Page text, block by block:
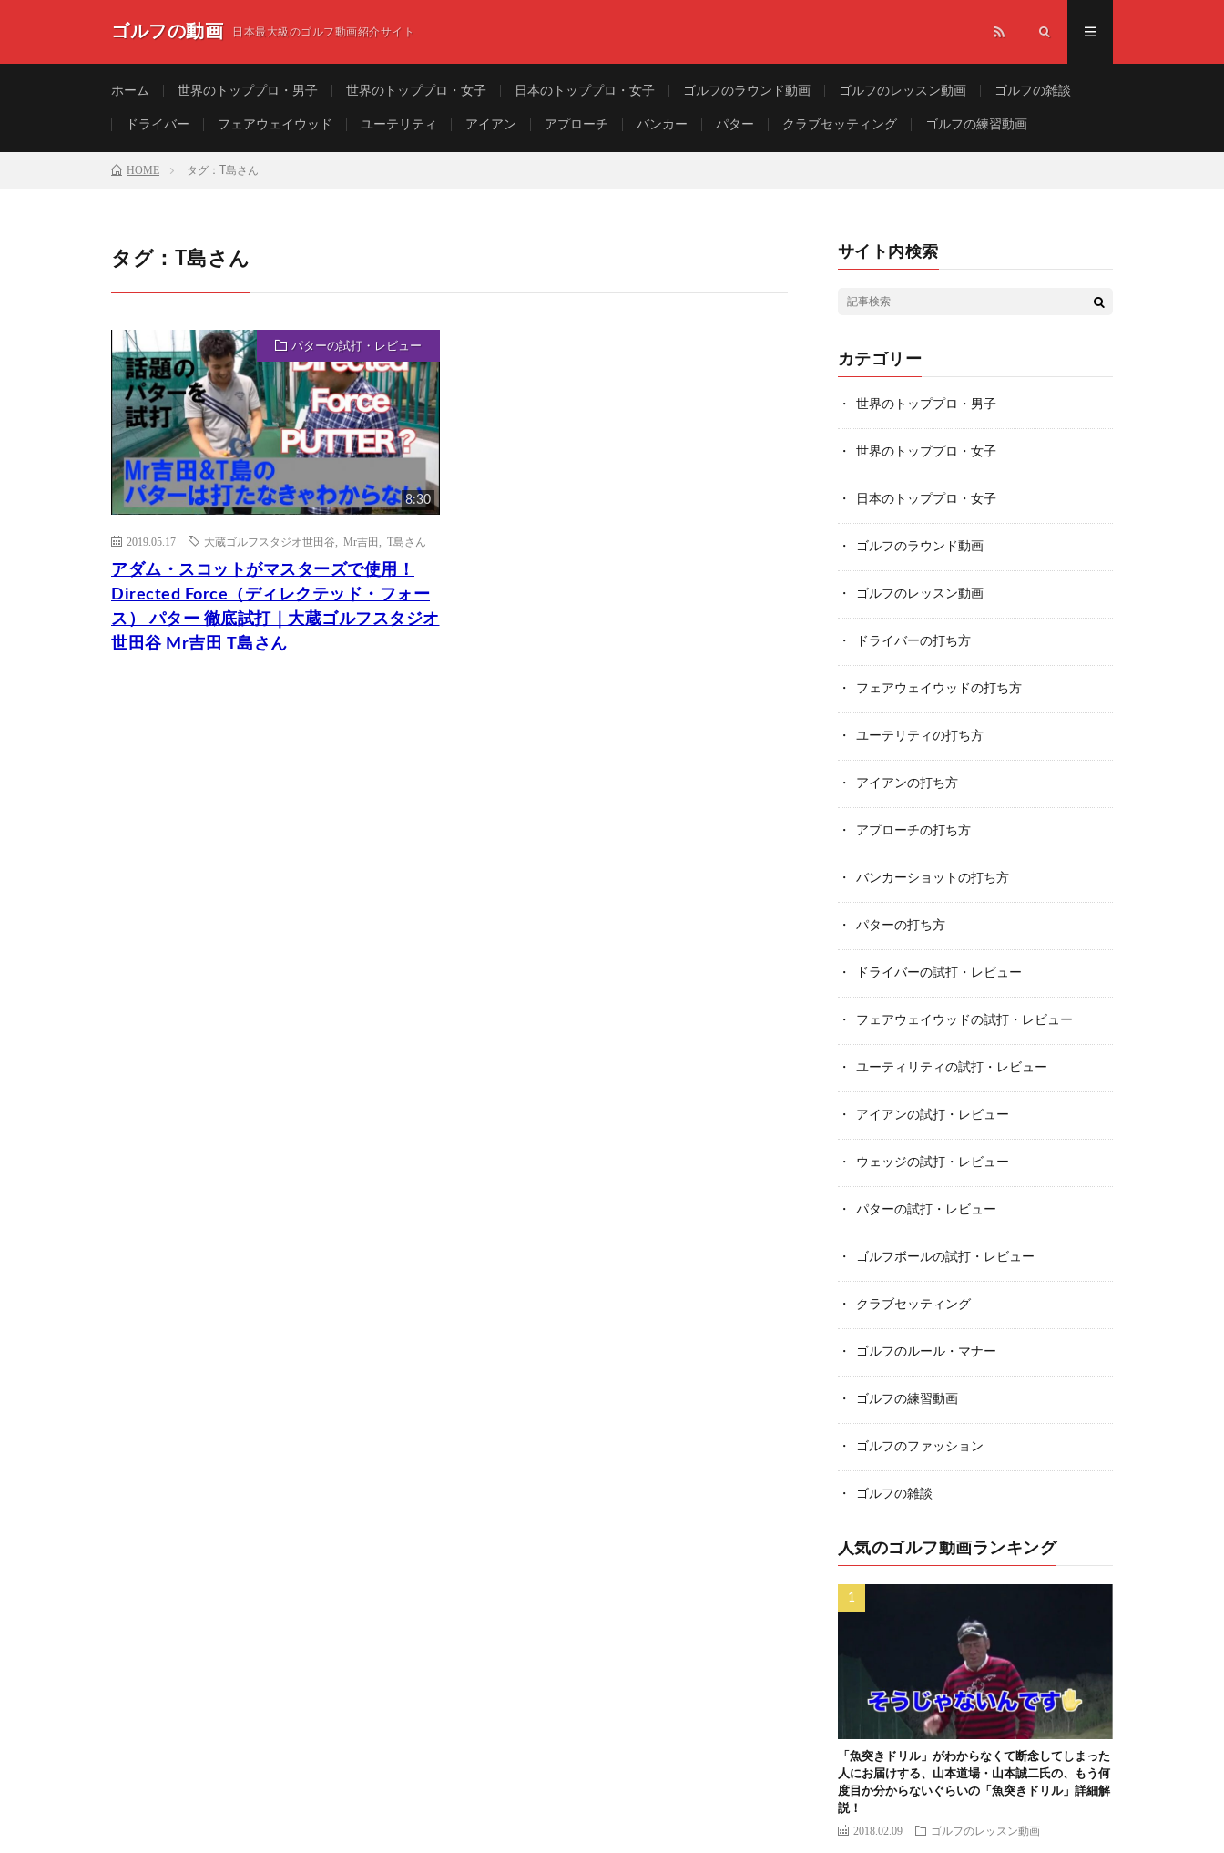
ゴルフの動画 日本最大級のゴルフ動画紹介サイト
ホーム 世界のトッププロ・男子 世界のトッププロ・女子 日本のトッププロ・女子 ゴルフのラウンド動画 ゴルフのレッスン動画 ゴルフの雑談
ドライバー フェアウェイウッド ユーテリティ アイアン アプローチ バンカー パター クラブセッティング ゴルフの練習動画
HOME タグ：T島さん
タグ：T島さん
パターの試打・レビュー
8:30
2019.05.17 大蔵ゴルフスタジオ世田谷 Mr吉田 T島さん
アダム・スコットがマスターズで使用！
Directed Force（ディレクテッド・フォー
ス） パター 徹底試打｜大蔵ゴルフスタジオ
世田谷 Mr吉田 T島さん
サイト内検索
カテゴリー
世界のトッププロ・男子
世界のトッププロ・女子
日本のトッププロ・女子
ゴルフのラウンド動画
ゴルフのレッスン動画
ドライバーの打ち方
フェアウェイウッドの打ち方
ユーテリティの打ち方
アイアンの打ち方
アプローチの打ち方
バンカーショットの打ち方
パターの打ち方
ドライバーの試打・レビュー
フェアウェイウッドの試打・レビュー
ユーティリティの試打・レビュー
アイアンの試打・レビュー
ウェッジの試打・レビュー
パターの試打・レビュー
ゴルフボールの試打・レビュー
クラブセッティング
ゴルフのルール・マナー
ゴルフの練習動画
ゴルフのファッション
ゴルフの雑談
人気のゴルフ動画ランキング
「魚突きドリル」がわからなくて断念してしまった
人にお届けする、山本道場・山本誠二氏の、もう何
度目か分からないぐらいの「魚突きドリル」詳細解
説！
2018.02.09 ゴルフのレッスン動画